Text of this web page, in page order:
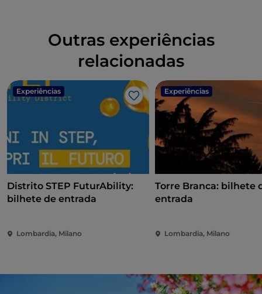
Outras experiências
relacionadas
Experiências
Gosto
Distrito STEP FuturAbility:
bilhete de entrada
Lombardia, Milano
Experiências
Torre Branca: bilhete
entrada
Lombardia, Milano